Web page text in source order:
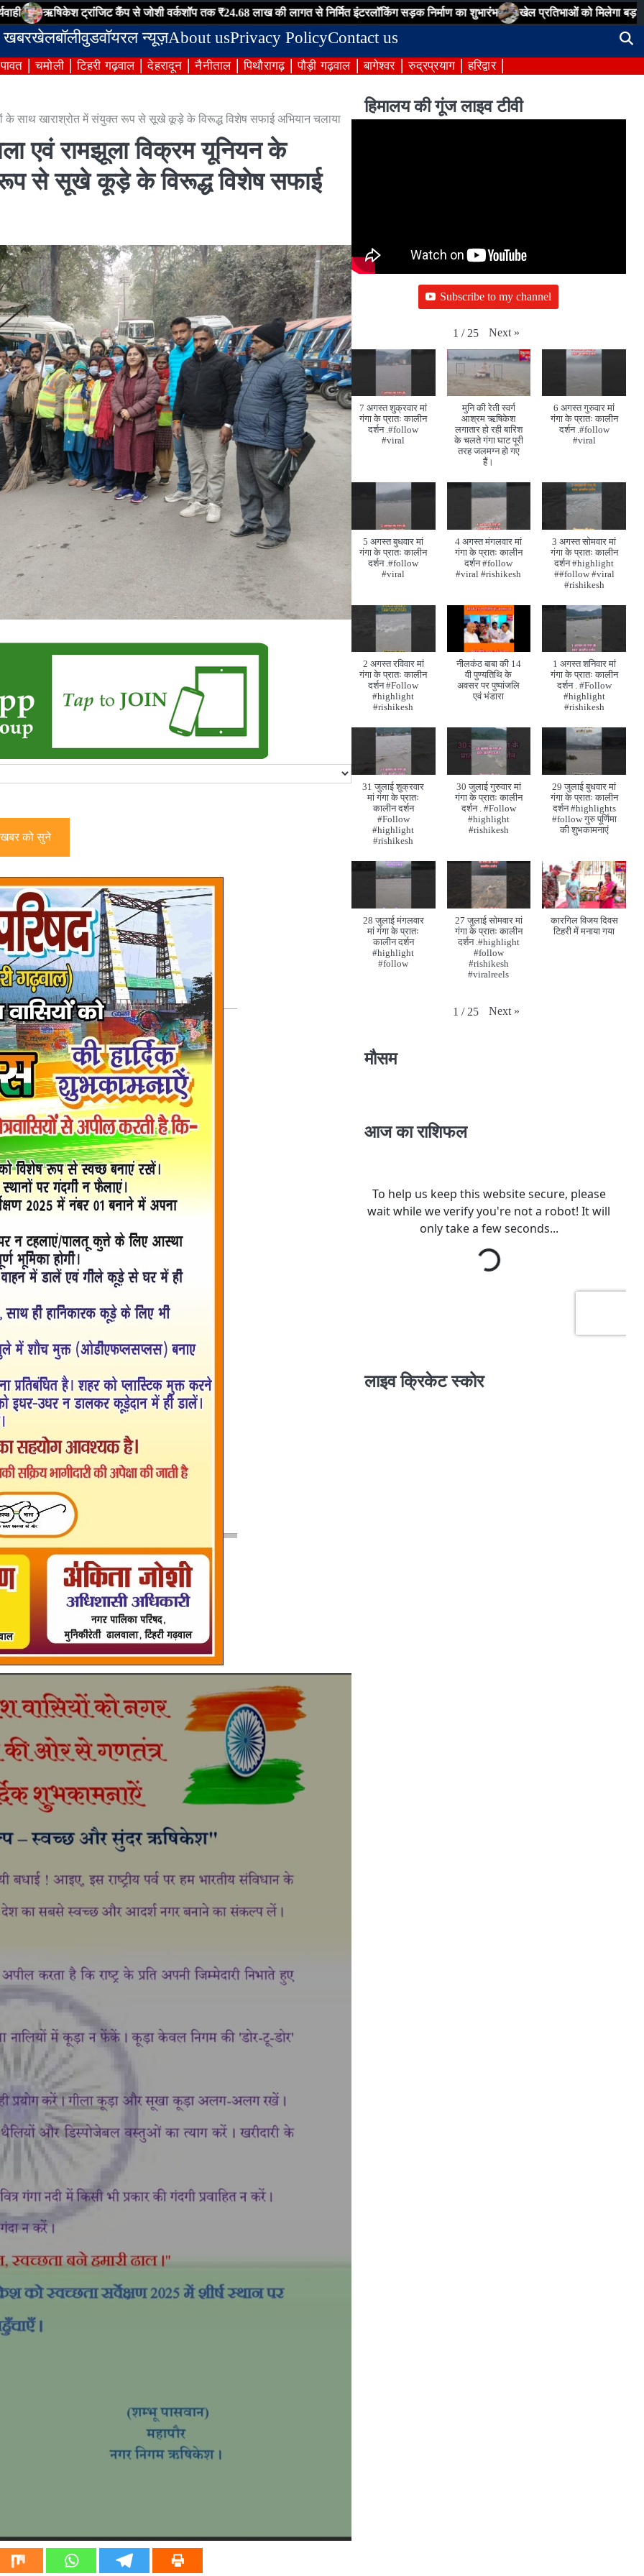
ट्रांजिट कैंप से जोशी वर्कशॉप तक ₹24.68 लाख की लागत से निर्मित इंटरलॉकिंग सड़क निर्माण का शुभारंभ खेल प्रतिभाओं को मिलेगा बड़ा मंच,
खबरखेलबॉलीवुडवॉयरल न्यूज़About usPrivacy PolicyContact us
चमोली टिहरी गढ़वाल देहरादून नैनीताल पिथौरागढ़ पौड़ी गढ़वाल बागेश्वर रुद्रप्रयाग हरिद्वार
के साथ खाराश्रोत में संयुक्त रूप से सूखे कूड़े के विरूद्ध विशेष सफाई अभियान चलाया
एवं रामझूला विक्रम यूनियन के
से सूखे कूड़े के विरूद्ध विशेष सफाई
को सुने
हिमालय की गूंज लाइव टीवी
Subscribe to my channel
1 / 25 Next »
7 अगस्त शुक्रवार मां
गंगा के प्रातः कालीन
दर्शन .#follow
#viral
मुनि की रेती स्वर्ग
आश्रम ऋषिकेश
लगातार हो रही बारिश
के चलते गंगा घाट पूरी
तरह जलमग्न हो गए
हैं।
6 अगस्त गुरुवार मां
गंगा के प्रातः कालीन
दर्शन .#follow
#viral
5 अगस्त बुधवार मां
गंगा के प्रातः कालीन
दर्शन .#follow
#viral
4 अगस्त मंगलवार मां
गंगा के प्रातः कालीन
दर्शन #follow
#viral #rishikesh
3 अगस्त सोमवार मां
गंगा के प्रातः कालीन
दर्शन #highlight
##follow #viral
#rishikesh
2 अगस्त रविवार मां
गंगा के प्रातः कालीन
दर्शन #Follow
#highlight
#rishikesh
नीलकंठ बाबा की 14
वी पुण्यतिथि के
अवसर पर पुष्पांजलि
एवं भंडारा
1 अगस्त शनिवार मां
गंगा के प्रातः कालीन
दर्शन . #Follow
#highlight
#rishikesh
31 जुलाई शुक्रवार
मां गंगा के प्रातः
कालीन दर्शन
#Follow
#highlight
#rishikesh
30 जुलाई गुरुवार मां
गंगा के प्रातः कालीन
दर्शन . #Follow
#highlight
#rishikesh
29 जुलाई बुधवार मां
गंगा के प्रातः कालीन
दर्शन #highlights
#follow गुरु पूर्णिमा
की शुभकामनाएं
28 जुलाई मंगलवार
मां गंगा के प्रातः
कालीन दर्शन
#highlight
#follow
27 जुलाई सोमवार मां
गंगा के प्रातः कालीन
दर्शन .#highlight
#follow
#rishikesh
#viralreels
कारगिल विजय दिवस
टिहरी में मनाया गया
1 / 25 Next »
मौसम
आज का राशिफल
लाइव क्रिकेट स्कोर